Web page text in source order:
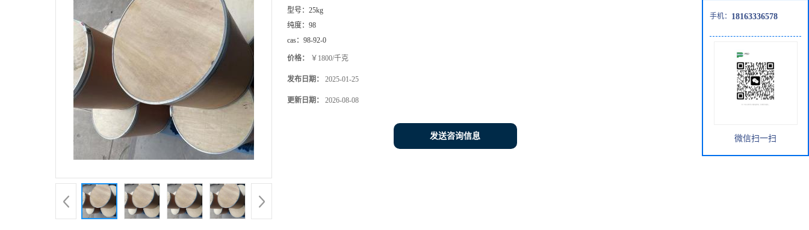
型号： 25kg
纯度： 98
cas： 98-92-0
价格： ￥1800/千克
发布日期： 2025-01-25
更新日期： 2026-08-08
发送咨询信息
手机： 18163336578
微信扫一扫